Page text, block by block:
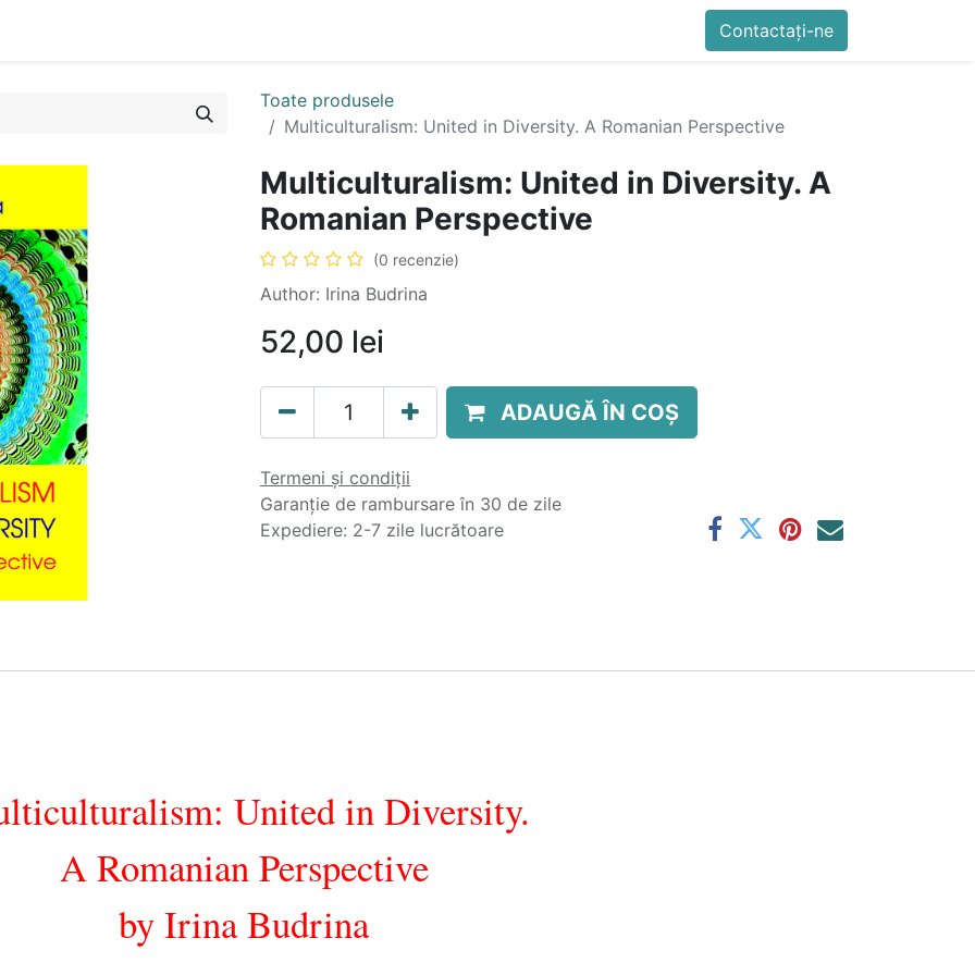
Contactați-ne Generator QR
Contactați-ne
Toate produsele
Multiculturalism: United in Diversity. A Romanian Perspective
Multiculturalism: United in Diversity. A
Romanian Perspective
(0 recenzie)
Author: Irina Budrina
52,00 lei
ADAUGĂ ÎN COȘ
Termeni și condiții
Garanție de rambursare în 30 de zile
Expediere: 2-7 zile lucrătoare
United in Diversity.
A Romanian Perspective
by Irina Budrina